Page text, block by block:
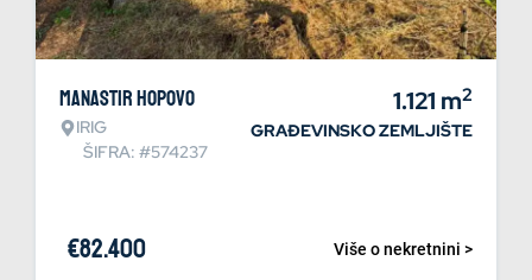
Manastir Hopovo
IRIG
ŠIFRA: #574237
1.121 m2
GRAĐEVINSKO ZEMLJIŠTE
Više o nekretnini >
€82.400